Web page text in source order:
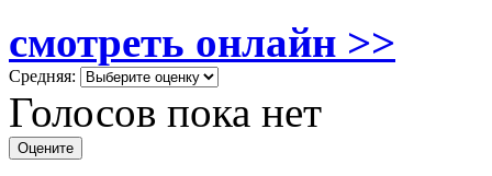
смотреть онлайн >>
Средняя:
Голосов пока нет